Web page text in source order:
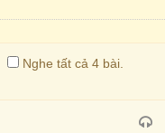
Nghe tất cả 4 bài.